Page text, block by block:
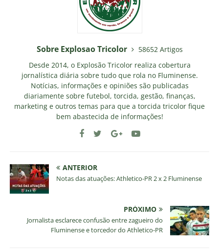
Sobre Explosao Tricolor
58652 Artigos
Desde 2014, o Explosão Tricolor realiza cobertura
jornalística diária sobre tudo que rola no Fluminense.
Notícias, informações e opiniões são publicadas
diariamente sobre futebol, torcida, gestão, finanças,
marketing e outros temas para que a torcida tricolor fique
bem abastecida de informações!
ANTERIOR
Notas das atuações: Athletico-PR 2 x 2 Fluminense
PRÓXIMO
Jornalista esclarece confusão entre zagueiro do
Fluminense e torcedor do Athletico-PR